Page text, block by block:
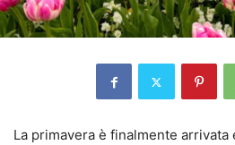
La primavera è finalmente arrivata